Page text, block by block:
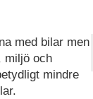
med bilar men
miljö och
mindre